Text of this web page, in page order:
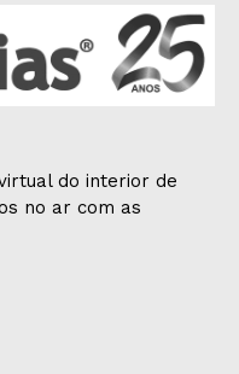
do interior de
no ar com as